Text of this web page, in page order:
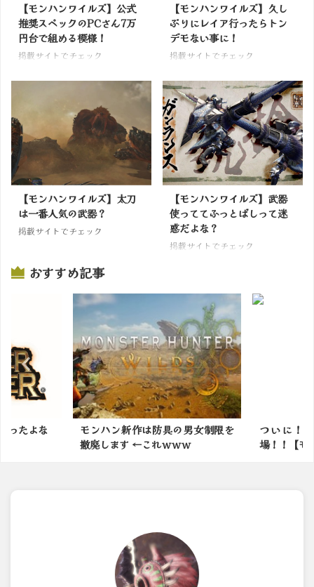
【モンハンワイルズ】公式
推奨スペックのPCさん7万
円台で組める模様！
掲載サイトでチェック
【モンハンワイルズ】久し
ぶりにレイア行ったらトン
デモない事に！
掲載サイトでチェック
【モンハンワイルズ】太刀
は一番人気の武器？
掲載サイトでチェック
【モンハンワイルズ】武器
使っててふっとばしって迷
惑だよな？
掲載サイトでチェック
おすすめ記事
ったよな
モンハン新作は防具の男女制限を
撤廃します ←これｗｗｗ
ついに！
場！！【モ